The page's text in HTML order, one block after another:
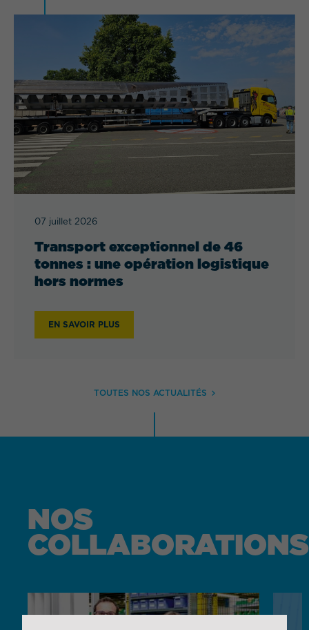
07 juillet 2026
Transport exceptionnel de 46
tonnes : une opération logistique
hors normes
EN SAVOIR PLUS
TOUTES NOS ACTUALITÉS
NOS
COLLABORATIONS